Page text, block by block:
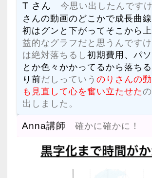
T さん 今思い出したんですけ
さんの動画のどこかで成長曲
初はグンと下がってそこから
益的なグラフだと思うんです
は絶対落ちるし初期費用、パ
とか色々かかってるから落ち
り前だしっていう のりさんの
も見直して心を奮い立たせた
出しました。
Anna講師 確かに確かに！